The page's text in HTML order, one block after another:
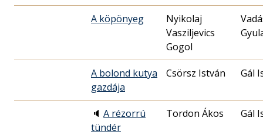
A köpönyeg
Nyikolaj
Vasziljevics
Gogol
A bolond kutya
gazdája
Csörsz István Gál
🔈 A rézorrú
tündér
Tordon Ákos Gál